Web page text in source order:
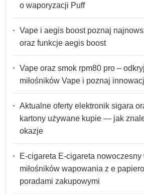
o waporyzacji Puff
Vape i aegis boost poznaj
oraz funkcje aegis boost
Vape oraz smok rpm80 pro –
miłośników Vape i poznaj
Aktualne oferty elektronik sigara
kartony używane kupie — jak
okazje
E-cigareta E-cigareta nowoczesny
miłośników wapowania z e
poradami zakupowymi